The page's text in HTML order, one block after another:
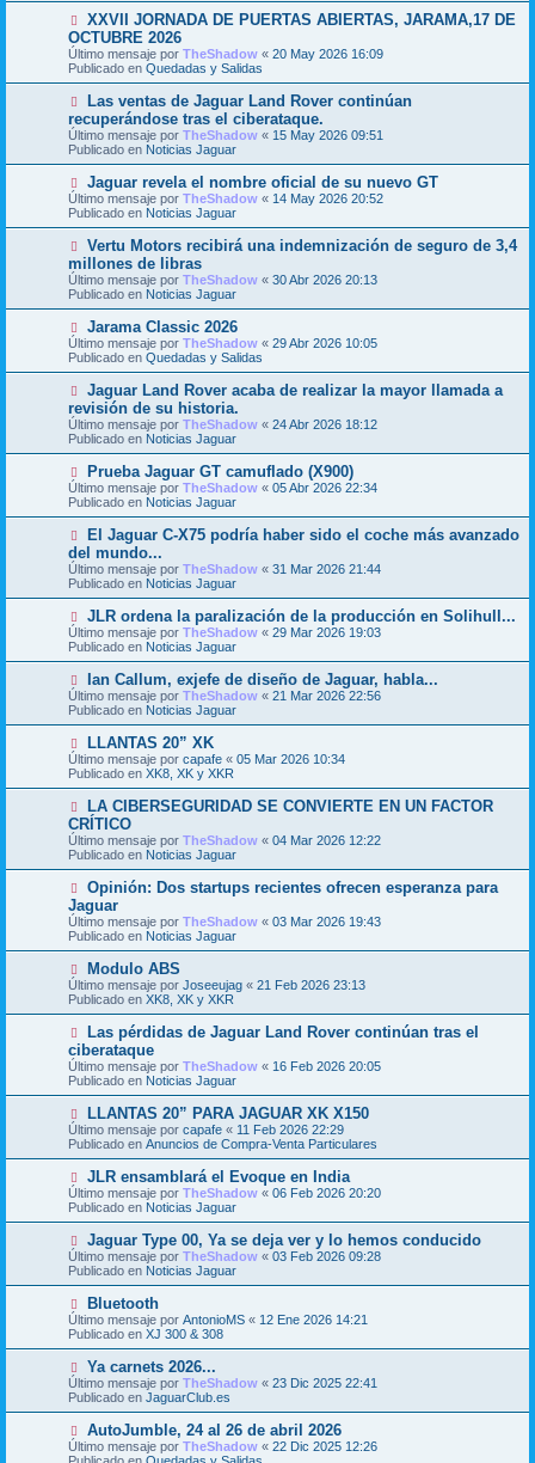
s
a
j
e
o
m
e
n
s
a
e
N
u
e
v
o
m
n
s
a
XXVII JORNADA DE PUERTAS ABIERTAS, JARAMA,17 DE
OCTUBRE 2026
Último mensaje por TheShadow « 20 May 2026 16:09
Publicado en Quedadas y Salidas
N
e
v
o
m
e
n
s
a
e
Las ventas de Jaguar Land Rover continúan
recuperándose tras el ciberataque.
Último mensaje por TheShadow « 15 May 2026 09:51
Publicado en Noticias Jaguar
N
u
e
v
o
m
e
n
s
a
e
Jaguar revela el nombre oficial de su nuevo GT
Último mensaje por TheShadow « 14 May 2026 20:52
Publicado en Noticias Jaguar
N
u
e
v
o
m
e
n
s
a
e
Vertu Motors recibirá una indemnización de seguro de 3,4
millones de libras
Último mensaje por TheShadow « 30 Abr 2026 20:13
Publicado en Noticias Jaguar
N
u
e
v
m
e
n
s
a
e
Jarama Classic 2026
Último mensaje por TheShadow « 29 Abr 2026 10:05
Publicado en Quedadas y Salidas
N
e
v
o
m
n
s
a
e
Jaguar Land Rover acaba de realizar la mayor llamada a
revisión de su historia.
Último mensaje por TheShadow « 24 Abr 2026 18:12
Publicado en Noticias Jaguar
N
u
e
v
o
m
e
n
s
a
e
Prueba Jaguar GT camuflado (X900)
Último mensaje por TheShadow « 05 Abr 2026 22:34
Publicado en Noticias Jaguar
N
u
e
v
o
m
e
n
s
a
e
El Jaguar C-X75 podría haber sido el coche más avanzado
del mundo...
Último mensaje por TheShadow « 31 Mar 2026 21:44
Publicado en Noticias Jaguar
N
u
e
v
o
m
e
n
s
j
e
JLR ordena la paralización de la producción en Solihull...
Último mensaje por TheShadow « 29 Mar 2026 19:03
Publicado en Noticias Jaguar
N
u
e
v
o
m
e
n
s
j
e
Ian Callum, exjefe de diseño de Jaguar, habla...
Último mensaje por TheShadow « 21 Mar 2026 22:56
Publicado en Noticias Jaguar
N
u
e
v
o
m
e
n
s
a
LLANTAS 20” XK
Último mensaje por capafe « 05 Mar 2026 10:34
Publicado en XK8, XK y XKR
N
u
e
v
o
m
e
n
s
a
e
LA CIBERSEGURIDAD SE CONVIERTE EN UN FACTOR
CRÍTICO
Último mensaje por TheShadow « 04 Mar 2026 12:22
Publicado en Noticias Jaguar
N
e
v
o
m
n
s
a
e
Opinión: Dos startups recientes ofrecen esperanza para
Jaguar
Último mensaje por TheShadow « 03 Mar 2026 19:43
Publicado en Noticias Jaguar
N
u
e
v
o
m
e
n
s
a
e
Modulo ABS
Último mensaje por Joseeujag « 21 Feb 2026 23:13
Publicado en XK8, XK y XKR
N
u
e
v
o
m
n
s
a
e
Las pérdidas de Jaguar Land Rover continúan tras el
ciberataque
Último mensaje por TheShadow « 16 Feb 2026 20:05
Publicado en Noticias Jaguar
N
u
e
v
m
e
n
s
a
j
e
LLANTAS 20” PARA JAGUAR XK X150
Último mensaje por capafe « 11 Feb 2026 22:29
Publicado en Anuncios de Compra-Venta Particulares
N
u
e
v
m
e
n
s
j
e
JLR ensamblará el Evoque en India
Último mensaje por TheShadow « 06 Feb 2026 20:20
Publicado en Noticias Jaguar
N
u
e
v
o
m
e
n
s
a
j
e
Jaguar Type 00, Ya se deja ver y lo hemos conducido
Último mensaje por TheShadow « 03 Feb 2026 09:28
Publicado en Noticias Jaguar
N
u
e
v
o
m
e
n
s
a
j
e
Bluetooth
Último mensaje por AntonioMS « 12 Ene 2026 14:21
Publicado en XJ 300 & 308
N
u
e
v
m
e
Ya carnets 2026...
Último mensaje por TheShadow « 23 Dic 2025 22:41
Publicado en JaguarClub.es
N
u
e
AutoJumble, 24 al 26 de abril 2026
Último mensaje por TheShadow « 22 Dic 2025 12:26
Publicado en Quedadas y Salidas